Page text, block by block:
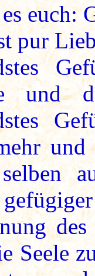
euch:
pur
und
des
Seele